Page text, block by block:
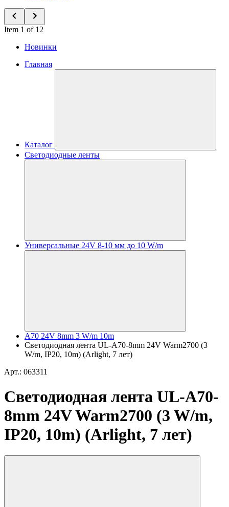
Item 1 of 12
Новинки
Главная
Каталог
Светодиодные ленты
Универсальные 24V 8-10 мм до 10 W/m
A70 24V 8mm 3 W/m 10m
Светодиодная лента UL-A70-8mm 24V Warm2700 (3
W/m, IP20, 10m) (Arlight, 7 лет)
Арт.: 063311
Светодиодная лента UL-A70-
8mm 24V Warm2700 (3 W/m,
IP20, 10m) (Arlight, 7 лет)